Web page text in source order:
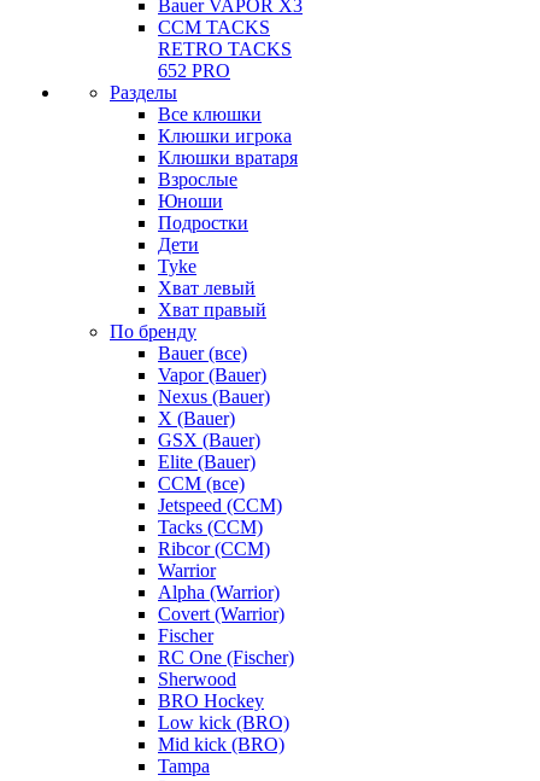
Bauer VAPOR X3
CCM TACKS
RETRO TACKS
652 PRO
Разделы
Все клюшки
Клюшки игрока
Клюшки вратаря
Взрослые
Юноши
Подростки
Дети
Tyke
Хват левый
Хват правый
По бренду
Bauer (все)
Vapor (Bauer)
Nexus (Bauer)
X (Bauer)
GSX (Bauer)
Elite (Bauer)
CCM (все)
Jetspeed (CCM)
Tacks (CCM)
Ribcor (CCM)
Warrior
Alpha (Warrior)
Covert (Warrior)
Fischer
RC One (Fischer)
Sherwood
BRO Hockey
Low kick (BRO)
Mid kick (BRO)
Tampa